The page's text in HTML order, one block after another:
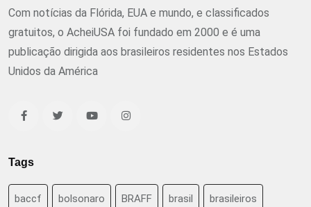
Com notícias da Flórida, EUA e mundo, e classificados
gratuitos, o AcheiUSA foi fundado em 2000 e é uma
publicação dirigida aos brasileiros residentes nos Estados
Unidos da América
Tags
baccf bolsonaro BRAFF brasil brasileiros